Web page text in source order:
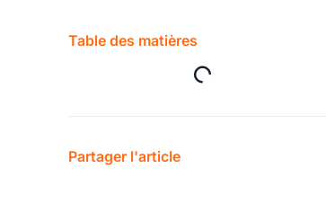
Table des matières
Partager l'article